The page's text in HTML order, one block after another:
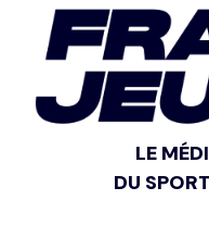
LE
DU